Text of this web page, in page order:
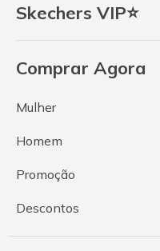
Skechers VIP⭐
Comprar Agora
Mulher
Homem
Promoção
Descontos